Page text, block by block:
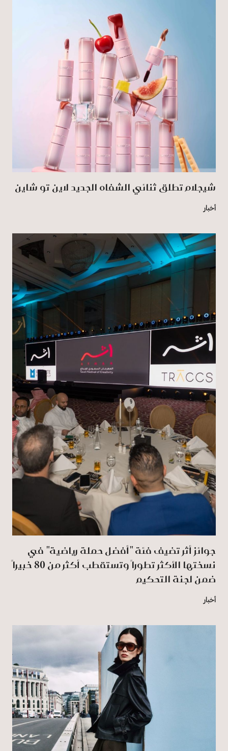
شيجلام تطلق ثنائي الشفاه الجديد لاين تو شاين
أخبار
جوائز أثر تضيف فئة "أفضل حملة رياضية" في
نسختها الأكثر تطوراً وتستقطب أكثر من 80 خبيراً
ضمن لجنة التحكيم
أخبار